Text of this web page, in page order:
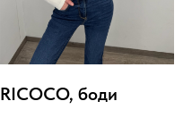
RICOCO, боди